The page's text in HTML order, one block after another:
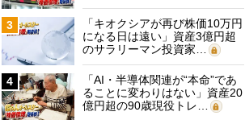
3
「キオクシアが再び株価10万円
になる日は遠い」資産3億円超
のサラリーマン投資家…
4
「AI・半導体関連が“本命”であ
ることに変わりはない」資産20
億円超の90歳現役トレ…